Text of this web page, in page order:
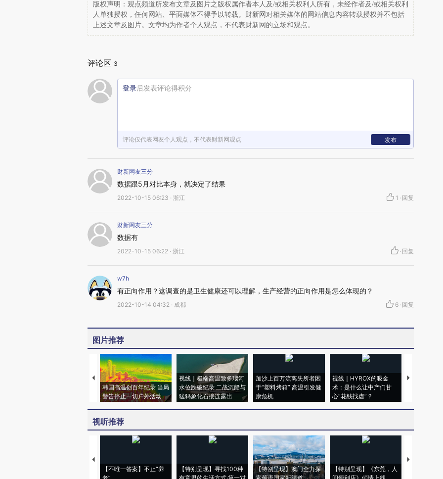
版权声明：观点频道所发布文章及图片之版权属作者本人及/或相关权利人所有，未经作者及/或相关权利
人单独授权，任何网站、平面媒体不得予以转载。财新网对相关媒体的网站信息内容转载授权并不包括
上述文章及图片。文章均为作者个人观点，不代表财新网的立场和观点。
评论区 3
登录后发表评论得积分
评论仅代表网友个人观点，不代表财新网观点 发布
财新网友三分
数据跟5月对比本身，就决定了结果
2022-10-15 06:23 · 浙江 1 · 回复
财新网友三分
数据有
2022-10-15 06:22 · 浙江 · 回复
w7h
有正向作用？这调查的是卫生健康还可以理解，生产经营的正向作用是怎么体现的？
2022-10-14 04:32 · 成都 6 · 回复
图片推荐
韩国高温创百年纪录 当局
警告停止一切户外活动
视线｜极端高温致多瑙河
水位跌破纪录 二战沉船与
猛犸象化石接连露出
加沙上百万流离失所者困
于“塑料烤箱” 高温引发健
康危机
视线｜HYROX的吸金
术：是什么让中产们甘
心“花钱找虐”？
马航飞行员
视听推荐
【不唯一答案】不止“养
【特别呈现】寻找100种
【特别呈现】澳门全力探
【特别呈现】《东莞，人
【推广】走